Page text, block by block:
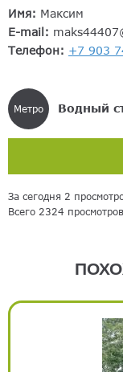
Имя: Максим
E-mail:
Телефон: +7 903
Метро Водный
За сегодня 2
Всего 2324 просмотров